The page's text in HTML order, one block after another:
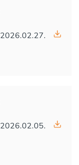
2026.02.27.
2026.02.05.